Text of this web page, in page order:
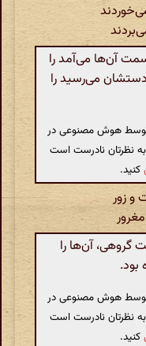
آن‌ها می‌آمد را
می‌رسید را
توسط هوش مصنوعی در
به نظرتان نادرست است
کنید.
و زور
آن‌ها را
بود.
توسط هوش مصنوعی در
به نظرتان نادرست است
کنید.